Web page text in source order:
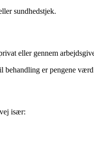
sundhedstjek.
eller gennem
er pengene
især: